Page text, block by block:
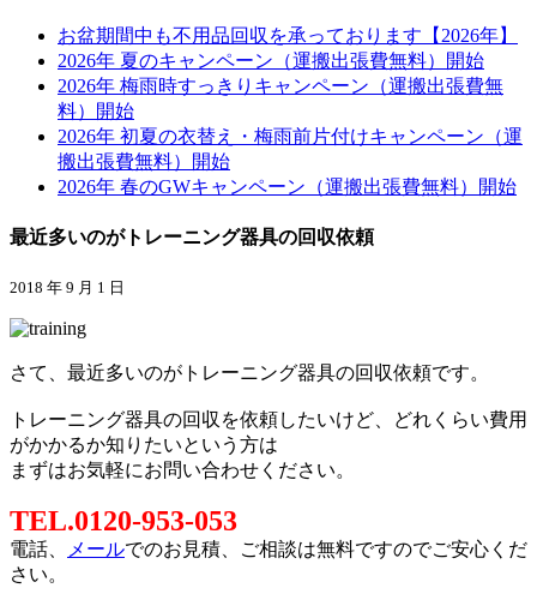
お盆期間中も不用品回収を承っております【2026年】
2026年 夏のキャンペーン（運搬出張費無料）開始
2026年 梅雨時すっきりキャンペーン（運搬出張費無
料）開始
2026年 初夏の衣替え・梅雨前片付けキャンペーン（運
搬出張費無料）開始
2026年 春のGWキャンペーン（運搬出張費無料）開始
最近多いのがトレーニング器具の回収依頼
2018 年 9 月 1 日
さて、最近多いのがトレーニング器具の回収依頼です。
トレーニング器具の回収を依頼したいけど、どれくらい費用
がかかるか知りたいという方は
まずはお気軽にお問い合わせください。
TEL.0120-953-053
電話、 メールでのお見積、ご相談は無料ですのでご安心くだ
さい。